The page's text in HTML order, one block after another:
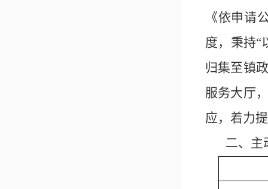
《依申请
度，秉持“
归集至镇
服务大厅
应，着力
二、主